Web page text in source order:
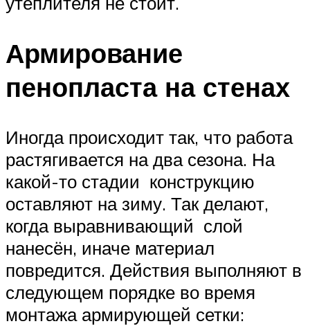
Армирование
пенопласта на стенах
Иногда происходит так, что работа
растягивается на два сезона. На
какой-то стадии конструкцию
оставляют на зиму. Так делают,
когда выравнивающий слой
нанесён, иначе материал
повредится. Действия выполняют в
следующем порядке во время
монтажа армирующей сетки: